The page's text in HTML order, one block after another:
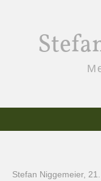
Stefan Niggemeier,